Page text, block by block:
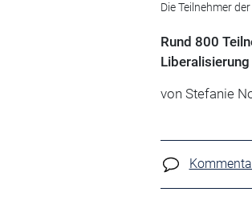
Die Teilnehmer
Rund 800
von Stefanie